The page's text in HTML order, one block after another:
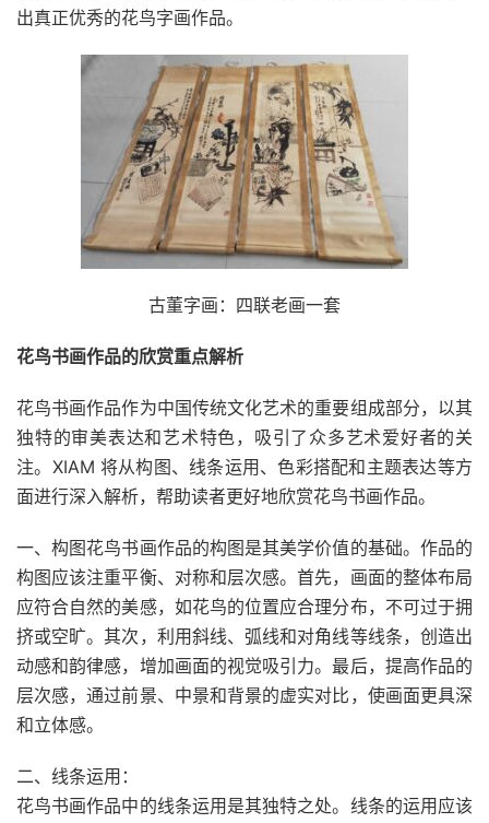
出真正优秀的花鸟字画作品。
古董字画：四联老画一套
花鸟书画作品的欣赏重点解析
花鸟书画作品作为中国传统文化艺术的重要组成部分，以其
独特的审美表达和艺术特色，吸引了众多艺术爱好者的关
注。XIAM 将从构图、线条运用、色彩搭配和主题表达等方
面进行深入解析，帮助读者更好地欣赏花鸟书画作品。
一、构图花鸟书画作品的构图是其美学价值的基础。作品的
构图应该注重平衡、对称和层次感。首先，画面的整体布局
应符合自然的美感，如花鸟的位置应合理分布，不可过于拥
挤或空旷。其次，利用斜线、弧线和对角线等线条，创造出
动感和韵律感，增加画面的视觉吸引力。最后，提高作品的
层次感，通过前景、中景和背景的虚实对比，使画面更具深
和立体感。
二、线条运用：
花鸟书画作品中的线条运用是其独特之处。线条的运用应该